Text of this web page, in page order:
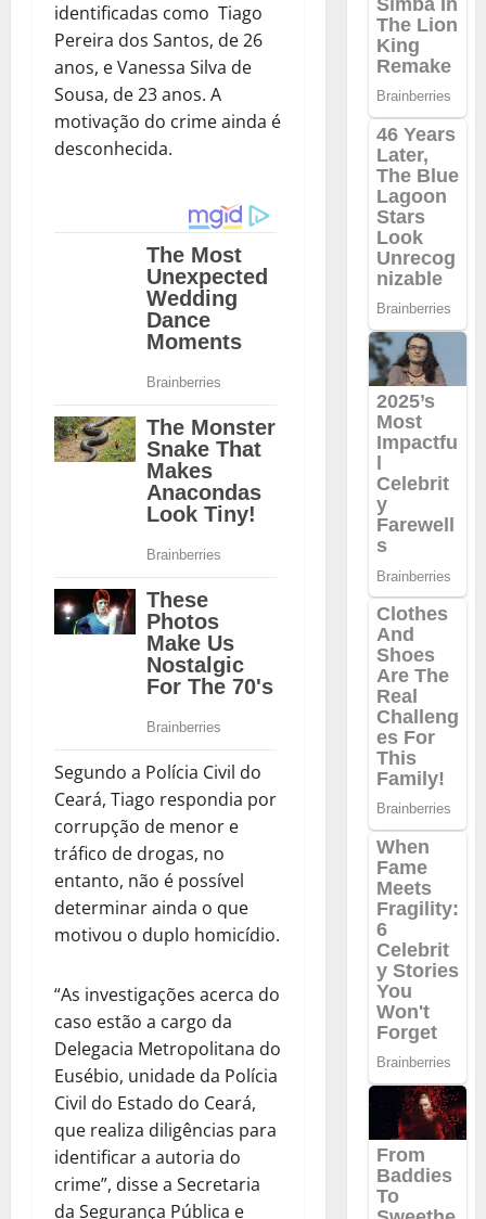
identificadas como Tiago
Pereira dos Santos, de 26
anos, e Vanessa Silva de
Sousa, de 23 anos. A
motivação do crime ainda é
desconhecida.
Segundo a Polícia Civil do
Ceará, Tiago respondia por
corrupção de menor e
tráfico de drogas, no
entanto, não é possível
determinar ainda o que
motivou o duplo homicídio.
“As investigações acerca do
caso estão a cargo da
Delegacia Metropolitana do
Eusébio, unidade da Polícia
Civil do Estado do Ceará,
que realiza diligências para
identificar a autoria do
crime”, disse a Secretaria
da Segurança Pública e